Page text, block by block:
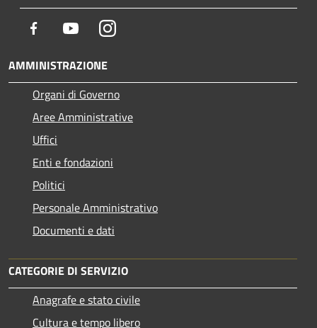
Facebook YoutubeInstagram
AMMINISTRAZIONE
Organi di Governo
Aree Amministrative
Uffici
Enti e fondazioni
Politici
Personale Amministrativo
Documenti e dati
CATEGORIE DI SERVIZIO
Anagrafe e stato civile
Cultura e tempo libero